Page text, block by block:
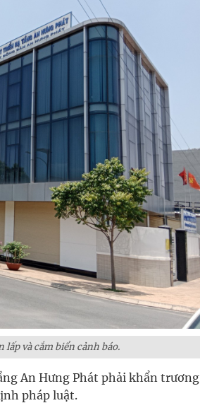
lấp và cắm biển cảnh báo.
An Hưng Phát phải khẩn trương
pháp luật.